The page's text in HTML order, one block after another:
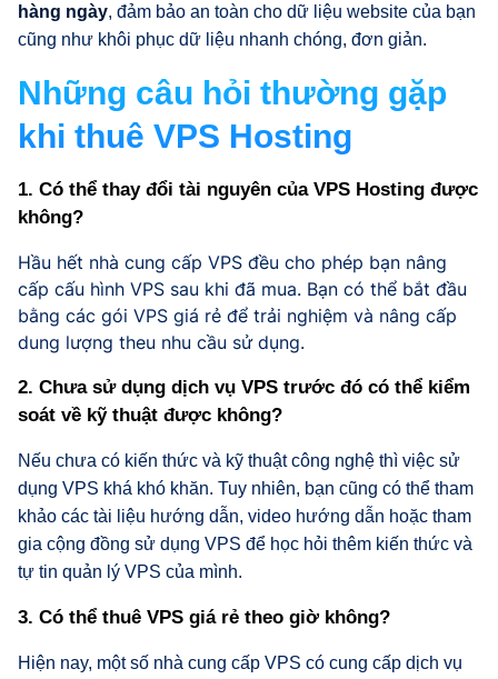
hàng ngày, đảm bảo an toàn cho dữ liệu website của bạn
cũng như khôi phục dữ liệu nhanh chóng, đơn giản.
Những câu hỏi thường gặp
khi thuê VPS Hosting
1. Có thể thay đổi tài nguyên của VPS Hosting được
không?
Hầu hết nhà cung cấp VPS đều cho phép bạn nâng
cấp cấu hình VPS sau khi đã mua. Bạn có thể bắt đầu
bằng các gói VPS giá rẻ để trải nghiệm và nâng cấp
dung lượng theu nhu cầu sử dụng.
2. Chưa sử dụng dịch vụ VPS trước đó có thể kiểm
soát về kỹ thuật được không?
Nếu chưa có kiến thức và kỹ thuật công nghệ thì việc sử
dụng VPS khá khó khăn. Tuy nhiên, bạn cũng có thể tham
khảo các tài liệu hướng dẫn, video hướng dẫn hoặc tham
gia cộng đồng sử dụng VPS để học hỏi thêm kiến thức và
tự tin quản lý VPS của mình.
3. Có thể thuê VPS giá rẻ theo giờ không?
Hiện nay, một số nhà cung cấp VPS có cung cấp dịch vụ